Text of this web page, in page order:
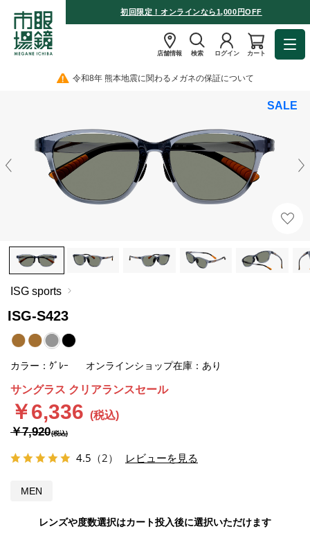
初回限定！オンラインなら1,000円OFF
店舗情報 検索 ログイン カート
令和8年 熊本地震に関わるメガネの保証について
SALE
ISG sports
ISG-S423
4.5 （2） レビューを見る
MEN
カラー：ｸﾞﾚｰ オンラインショップ在庫：あり
レンズや度数選択はカート投入後に選択いただけます
サングラス クリアランスセール
￥6,336
￥7,920